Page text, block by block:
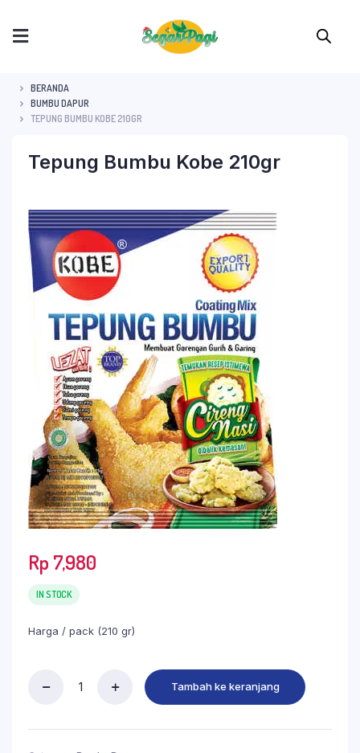
BERANDA
BUMBU DAPUR
TEPUNG BUMBU KOBE 210GR
Tepung Bumbu Kobe 210gr
Rp 7,980
IN STOCK
Harga / pack (210 gr)
Tambah ke keranjang